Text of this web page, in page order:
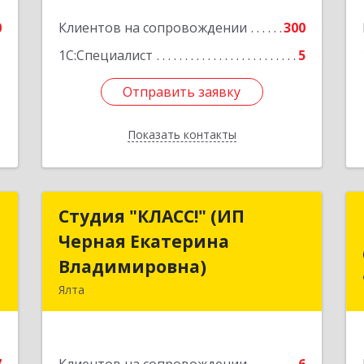
Клиентов на сопровождении
300
1С:Специалист
5
Отправить заявку
Показать контакты
Отправить заявку
Назад
Студия "КЛАСС!" (ИП
Черная Екатерина
Владимировна)
Ялта
Студия "КЛАСС!" (ИП
Черная Екатерина
Владимировна)